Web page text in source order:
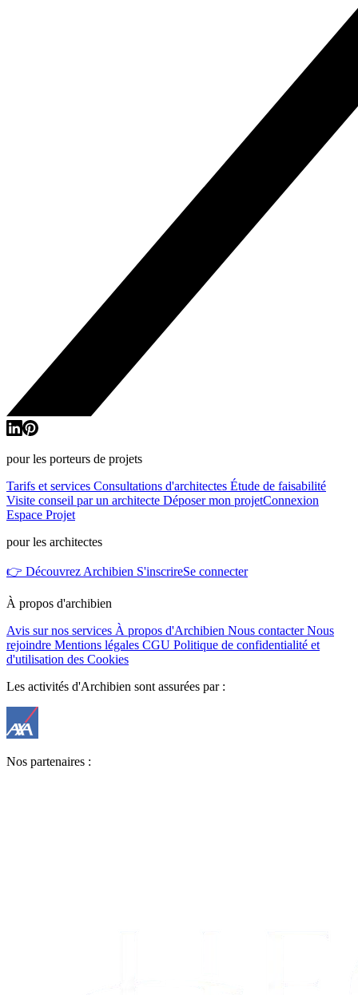
pour les porteurs de projets
Tarifs et services Consultations d'architectes Étude de faisabilité
Visite conseil par un architecte Déposer mon projetConnexion
Espace Projet
pour les architectes
👉 Découvrez Archibien S'inscrireSe connecter
À propos d'archibien
Avis sur nos services À propos d'Archibien Nous contacterNous
rejoindre Mentions légales CGU Politique de confidentialité et
d'utilisation des Cookies
Les activités d'Archibien sont assurées par :
Nos partenaires :